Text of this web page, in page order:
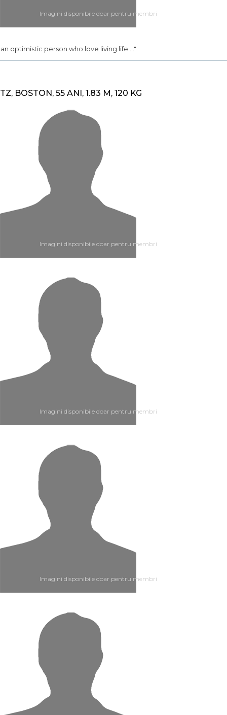
Imagini disponibile doar pentru membri
an optimistic person who love living life ..."
BOSTON, 55 ANI, 1.83 M, 120 KG
Imagini disponibile doar pentru membri
Imagini disponibile doar pentru membri
Imagini disponibile doar pentru membri